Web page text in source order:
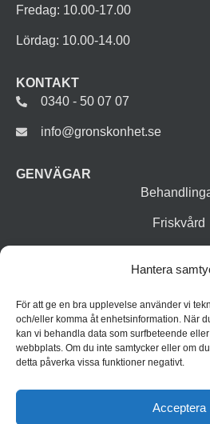
Hantera
För att ge en bra upplevelse använder vi
och/eller komma åt enhetsinformation. När
kan vi behandla data som surfbeteende
webbplats. Om du inte samtycker eller om
detta påverka vissa funktioner negativt.
Acceptera
Fredag: 10.00-17.00
Lördag: 10.00-14.00
KONTAKT
0340 - 50 07 07
info@gronskonhet.se
GENVÄGAR
Friskvård
Inspiration